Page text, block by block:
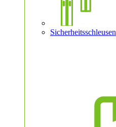
Sicherheitsschleusen